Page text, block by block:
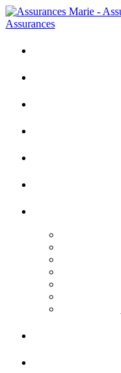
Skip
to
content